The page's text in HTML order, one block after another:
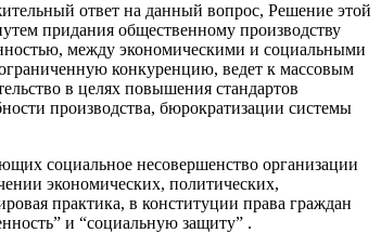
ответ на данный воп­рос, Решение этой
придания общественному производству
между экономическими и социальными
конкуренцию, ведет к массовым
в целях повышения стандартов
производства, бюрократизации системы
социальное несовершенство организации
экономических, политических,
практика, в конституции права граждан
и “социальную защиту” .